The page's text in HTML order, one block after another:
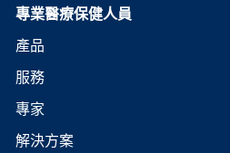
專業醫療保健人員
產品
服務
專家
解決方案